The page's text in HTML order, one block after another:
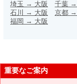
埼玉 → 大阪 千葉 →
石川 → 大阪 京都 →
福岡 → 大阪
重要なご案内